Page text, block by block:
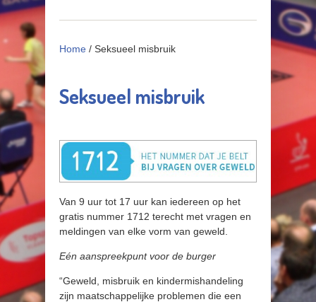
Home / Seksueel misbruik
Seksueel misbruik
Van 9 uur tot 17 uur kan iedereen op het
gratis nummer 1712 terecht met vragen en
meldingen van elke vorm van geweld.
Eén aanspreekpunt voor de burger
“Geweld, misbruik en kindermishandeling
zijn maatschappelijke problemen die een